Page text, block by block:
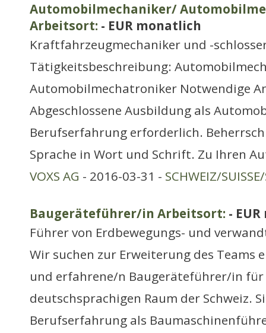
Automobilmechaniker/
Arbeitsort: - EUR monatlich
Kraftfahrzeugmechaniker und -
Tätigkeitsbeschreibung:
Automobilmechatroniker Notwendige
Abgeschlossene Ausbildung als
Berufserfahrung erforderlich.
Sprache in Wort und Schrift. Zu Ihren
VOXS AG - 2016-03-31 - SCHWEIZ/
Baugeräteführer/in Arbeitsort: -
Führer von Erdbewegungs- und
Wir suchen zur Erweiterung des Teams
und erfahrene/n Baugeräteführer/in für
deutschsprachigen Raum der Schweiz.
Berufserfahrung als